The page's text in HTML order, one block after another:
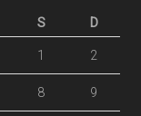
S D
1 2
8 9